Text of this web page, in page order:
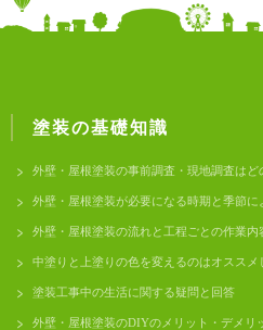
塗装の基礎知識
外壁・屋根塗装の事前調査・現地調査はど
外壁・屋根塗装が必要になる時期と季節に
外壁・屋根塗装の流れと工程ごとの作業内
中塗りと上塗りの色を変えるのはオススメ
塗装工事中の生活に関する疑問と回答
外壁・屋根塗装のDIYのメリット・デメリ